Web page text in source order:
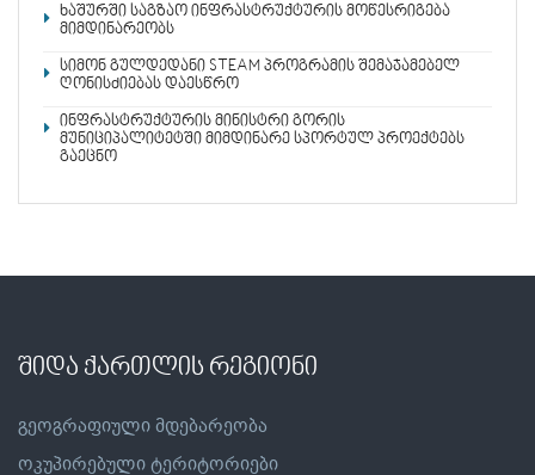
ხაშურში საგზაო ინფრასტრუქტურის მოწესრიგება
მიმდინარეობს
სიმონ გულდედანი STEAM პროგრამის შემაჯამებელ
ღონისძიებას დაესწრო
ინფრასტრუქტურის მინისტრი გორის
მუნიციპალიტეტში მიმდინარე სპორტულ პროექტებს
გაეცნო
შიდა ქართლის რეგიონი
გეოგრაფიული მდებარეობა
ოკუპირებული ტერიტორიები